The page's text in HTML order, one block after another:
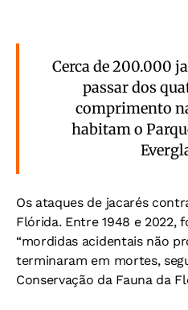
Cerca de 200.000
passar dos
comprimento
habitam o
Os ataques de jacarés
Flórida. Entre 1948 e 2022,
“mordidas acidentais não
terminaram em mortes,
Conservação da Fauna da